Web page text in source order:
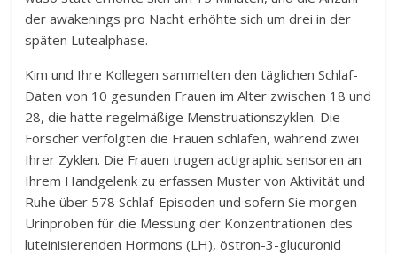
der awakenings pro Nacht erhöhte sich um drei in der
späten Lutealphase.
Kim und Ihre Kollegen sammelten den täglichen Schlaf-
Daten von 10 gesunden Frauen im Alter zwischen 18 und
28, die hatte regelmäßige Menstruationszyklen. Die
Forscher verfolgten die Frauen schlafen, während zwei
Ihrer Zyklen. Die Frauen trugen actigraphic sensoren an
Ihrem Handgelenk zu erfassen Muster von Aktivität und
Ruhe über 578 Schlaf-Episoden und sofern Sie morgen
Urinproben für die Messung der Konzentrationen des
luteinisierenden Hormons (LH), östron-3-glucuronid